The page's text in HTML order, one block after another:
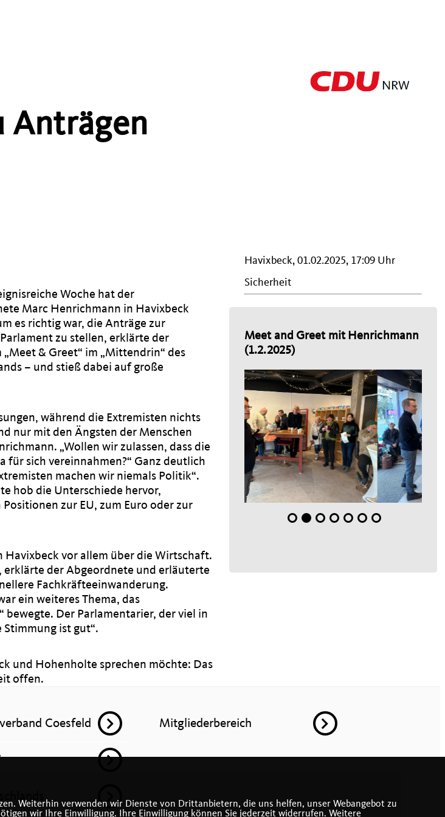
Anträgen
Woche hat der
Marc Henrichmann in Havixbeck
es richtig war, die Anträge zur
zu stellen, erklärte der
& Greet“ im „Mittendrin“ des
– und stieß dabei auf große
während die Extremisten nichts
nur mit den Ängsten der Menschen
„Wollen wir zulassen, dass die
für sich vereinnahmen?“ Ganz deutlich
machen wir niemals Politik“.
hob die Unterschiede hervor,
zur EU, zum Euro oder zur
Havixbeck vor allem über die Wirtschaft.
der Abgeordnete und erläuterte
Fachkräfteeinwanderung.
ein weiteres Thema, das
Der Parlamentarier, der viel in
ist gut“.
und Hohenholte sprechen möchte: Das
offen.
Havixbeck, 01.02.2025, 17:09 Uhr
Sicherheit
Meet and Greet mit Henrichmann
(1.2.2025)
Coesfeld Mitgliederbereich
Weiterhin verwenden wir Dienste von Drittanbietern, die uns helfen, unser Webangebot zu
wir Ihre Einwilligung. Ihre Einwilligung können Sie jederzeit widerrufen. Weitere